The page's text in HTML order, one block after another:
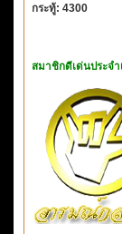
กระทู้: 4300
สมาชิกดีเด่นประจำ